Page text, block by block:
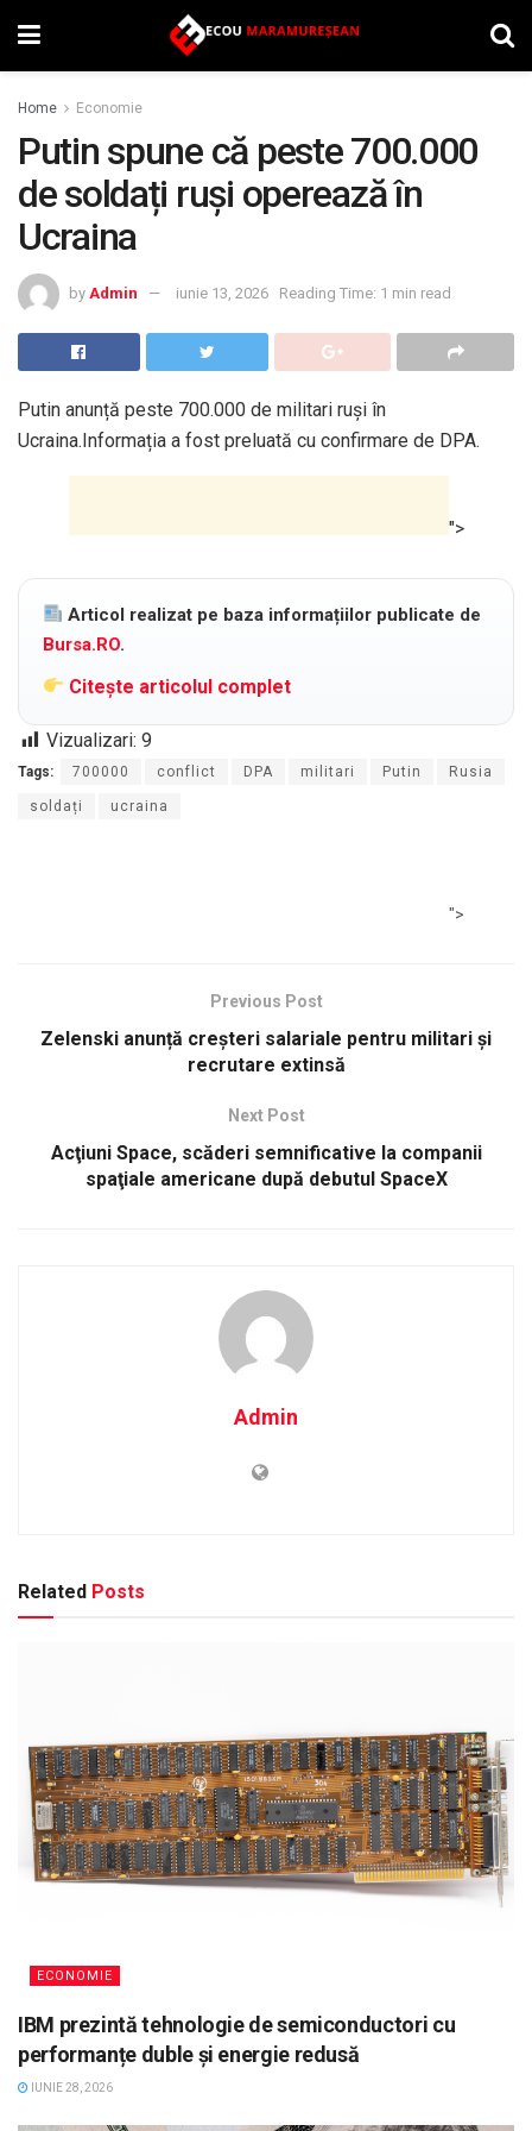
Home Economie
Putin spune că peste 700.000
de soldați ruși operează în
Ucraina
by Admin iunie 13, 2026 Reading Time: 1 min read
Putin anunță peste 700.000 de militari ruși în
Ucraina.Informația a fost preluată cu confirmare de DPA.
">
Articol realizat pe baza informațiilor publicate de
Bursa.RO.
Citește articolul complet
Vizualizari: 9
Tags: 700000 conflict DPA militari Putin Rusia
soldați ucraina
">
Previous Post
Zelenski anunță creșteri salariale pentru militari și
recrutare extinsă
Next Post
Acţiuni Space, scăderi semnificative la companii
spaţiale americane după debutul SpaceX
Admin
Related Posts
ECONOMIE
IBM prezintă tehnologie de semiconductori cu
performanțe duble și energie redusă
IUNIE 28, 2026